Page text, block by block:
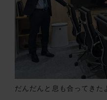
だんだんと息も合ってきた